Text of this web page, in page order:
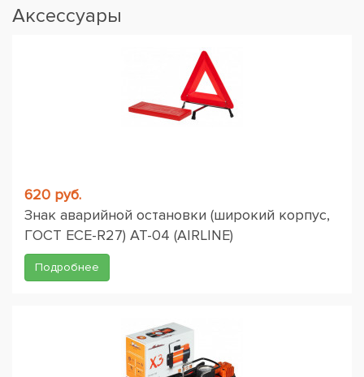
Аксессуары
620 руб.
Знак аварийной остановки (широкий корпус,
ГОСТ ЕСЕ-R27) AT-04 (AIRLINE)
Подробнее